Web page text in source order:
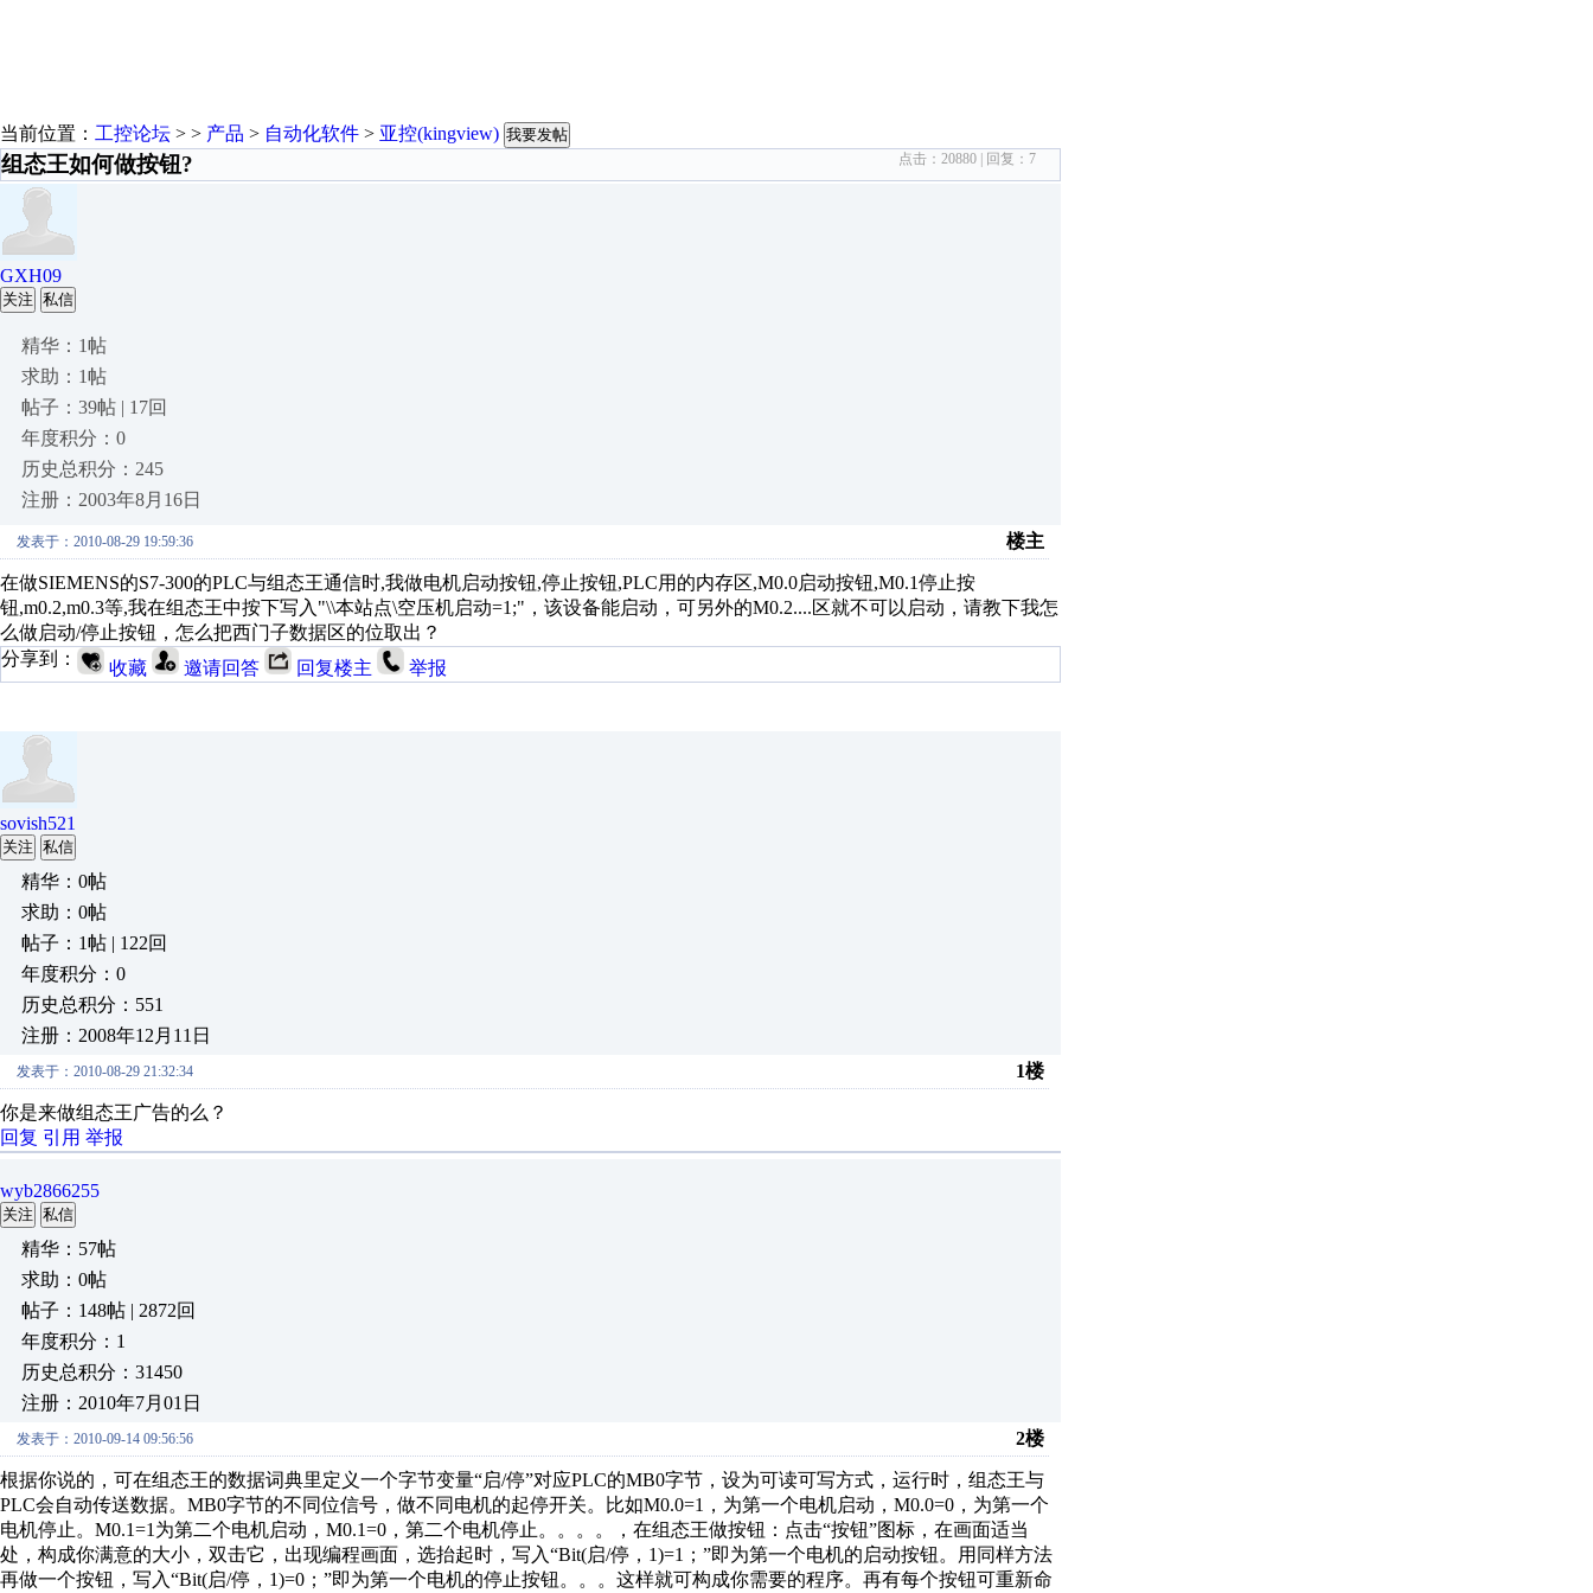
当前位置： 工控论坛 > > 产品 > 自动化软件 > 亚控(kingview) 我要发帖
组态王如何做按钮? 点击： 20880 | 回复： 7
GXH09
关注 私信
精华：1帖
求助：1帖
帖子：39帖 | 17回
年度积分：0
历史总积分：245
注册：2003年8月16日
发表于：2010-08-29 19:59:36 楼主
在做SIEMENS的S7-300的PLC与组态王通信时,我做电机启动按钮,停止按钮,PLC用的内存区,M0.0启动按钮,M0.1停止按
钮,m0.2,m0.3等,我在组态王中按下写入"\\本站点\空压机启动=1;"，该设备能启动，可另外的M0.2....区就不可以启动，请教下我怎
么做启动/停止按钮，怎么把西门子数据区的位取出？
分享到：
收藏 邀请回答 回复楼主 举报
sovish521
关注 私信
精华：0帖
求助：0帖
帖子：1帖 | 122回
年度积分：0
历史总积分：551
注册：2008年12月11日
发表于：2010-08-29 21:32:34 1楼
你是来做组态王广告的么？
回复 引用 举报
wyb2866255
关注 私信
精华：57帖
求助：0帖
帖子：148帖 | 2872回
年度积分：1
历史总积分：31450
注册：2010年7月01日
发表于：2010-09-14 09:56:56 2楼
根据你说的，可在组态王的数据词典里定义一个字节变量“启/停”对应PLC的MB0字节，设为可读可写方式，运行时，组态王与
PLC会自动传送数据。MB0字节的不同位信号，做不同电机的起停开关。比如M0.0=1，为第一个电机启动，M0.0=0，为第一个
电机停止。M0.1=1为第二个电机启动，M0.1=0，第二个电机停止。。。。，在组态王做按钮：点击“按钮”图标，在画面适当
处，构成你满意的大小，双击它，出现编程画面，选抬起时，写入“Bit(启/停，1)=1；”即为第一个电机的启动按钮。用同样方法
再做一个按钮，写入“Bit(启/停，1)=0；”即为第一个电机的停止按钮。。。这样就可构成你需要的程序。再有每个按钮可重新命